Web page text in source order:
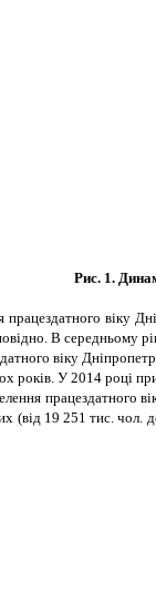
Рис. 1.
працездатного віку
В середньому
віку
У 2014 році
(від 19 251 тис.